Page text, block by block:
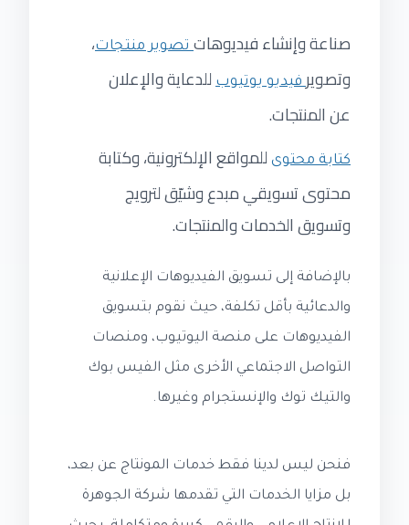
صناعة وإنشاء فيديوهات تصوير منتجات،
وتصوير فيديو يوتيوب للدعاية والإعلان
عن المنتجات.
كتابة محتوى للمواقع الإلكترونية، وكتابة
محتوى تسويقي مبدع وشيّق لترويج
وتسويق الخدمات والمنتجات.
بالإضافة إلى تسويق الفيديوهات الإعلانية
والدعائية بأقل تكلفة، حيث نقوم بتسويق
الفيديوهات على منصة اليوتيوب، ومنصات
التواصل الاجتماعي الأخرى مثل الفيس بوك
والتيك توك والإنستجرام وغيرها.
فنحن ليس لدينا فقط خدمات المونتاج عن بعد،
بل مزايا الخدمات التي تقدمها شركة الجوهرة